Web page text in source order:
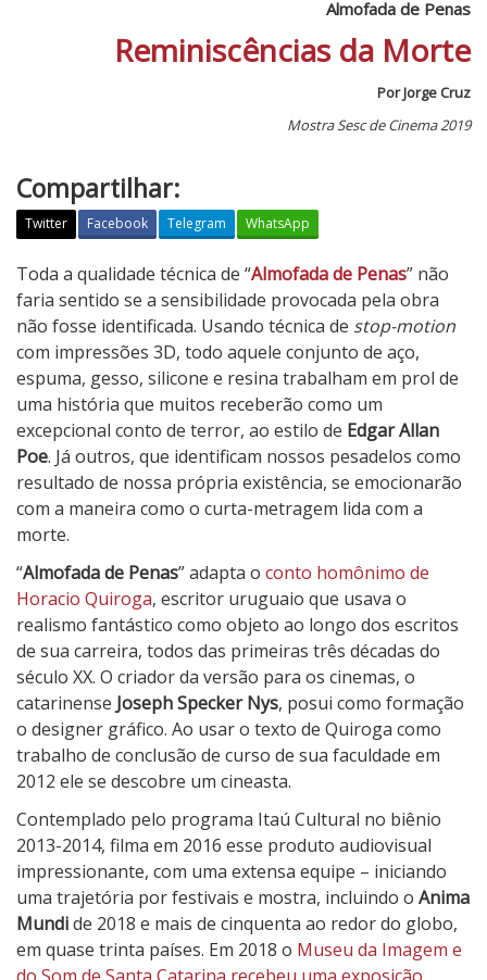
Almofada de Penas
Reminiscências da Morte
Por Jorge Cruz
Mostra Sesc de Cinema 2019
Compartilhar:
Twitter Facebook Telegram WhatsApp
A
l
m
o
f
a
d
a
d
e
P
n
a
s
Toda a qualidade técnica de “Almofada de Penas” não
faria sentido se a sensibilidade provocada pela obra
não fosse identificada. Usando técnica de stop-motion
com impressões 3D, todo aquele conjunto de aço,
espuma, gesso, silicone e resina trabalham em prol de
uma história que muitos receberão como um
excepcional conto de terror, ao estilo de Edgar Allan
Poe. Já outros, que identificam nossos pesadelos como
resultado de nossa própria existência, se emocionarão
com a maneira como o curta-metragem lida com a
morte.
“Almofada de Penas” adapta o conto homônimo de
Horacio Quiroga, escritor uruguaio que usava o
realismo fantástico como objeto ao longo dos escritos
de sua carreira, todos das primeiras três décadas do
século XX. O criador da versão para os cinemas, o
catarinense Joseph Specker Nys, posui como formação
o designer gráfico. Ao usar o texto de Quiroga como
trabalho de conclusão de curso de sua faculdade em
2012 ele se descobre um cineasta.
Contemplado pelo programa Itaú Cultural no biênio
2013-2014, filma em 2016 esse produto audiovisual
impressionante, com uma extensa equipe – iniciando
uma trajetória por festivais e mostra, incluindo o Anima
Mundide 2018 e mais de cinquenta ao redor do globo,
em quase trinta países. Em 2018 o Museu da Imagem e